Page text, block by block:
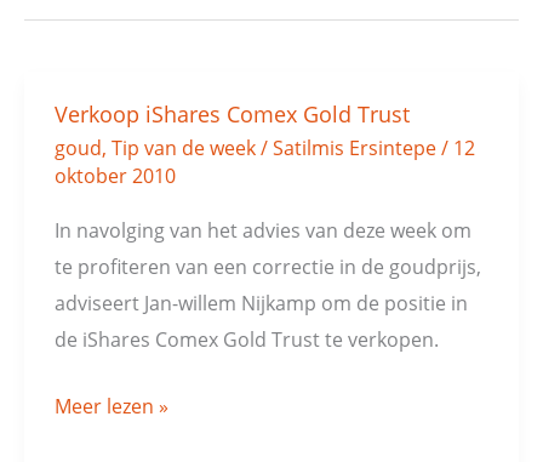
Verkoop iShares Comex Gold Trust
goud, Tip van de week/Satilmis Ersintepe/ 12
oktober 2010
In navolging van het advies van deze week om
te profiteren van een correctie in de goudprijs,
adviseert Jan-willem Nijkamp om de positie in
de iShares Comex Gold Trust te verkopen.
Verkoop
iShares
Comex
Gold
Trust
Meer lezen »